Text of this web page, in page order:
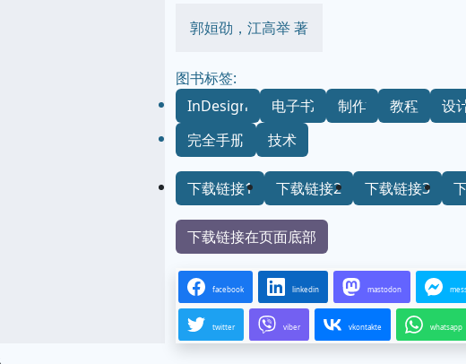
郭姮劭，江高举 著
图书标签:
InDesign
电子书 制作 教程
设
完全手册
技术
下载链接1 下载链接2 下载链接3
下载链接在页面底部
facebook linkedin mastodon
twitter viber vkontakte whatsapp